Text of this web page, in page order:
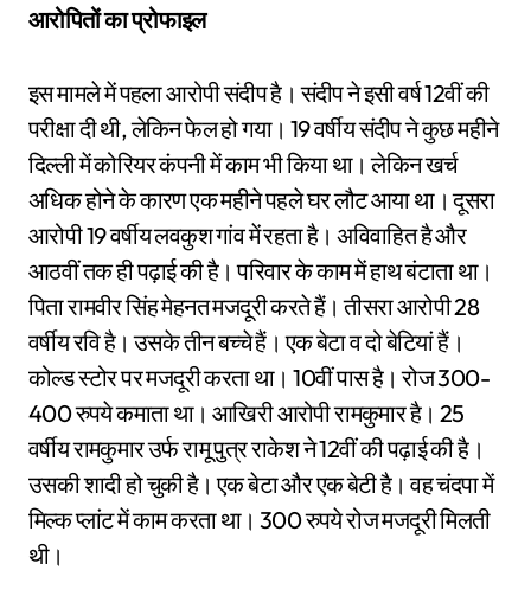
आरोपितों का प्रोफाइल
इस मामले में पहला आरोपी संदीप है। संदीप ने इसी वर्ष 12वीं की
परीक्षा दी थी, लेकिन फेल हो गया। 19 वर्षीय संदीप ने कुछ महीने
दिल्ली में कोरियर कंपनी में काम भी किया था। लेकिन खर्च
अधिक होने के कारण एक महीने पहले घर लौट आया था। दूसरा
आरोपी 19 वर्षीय लवकुश गांव में रहता है। अविवाहित है और
आठवीं तक ही पढ़ाई की है। परिवार के काम में हाथ बंटाता था।
पिता रामवीर सिंह मेहनत मजदूरी करते हैं। तीसरा आरोपी 28
वर्षीय रवि है। उसके तीन बच्चे हैं। एक बेटा व दो बेटियां हैं।
कोल्ड स्टोर पर मजदूरी करता था। 10वीं पास है। रोज 300-
400 रुपये कमाता था। आखिरी आरोपी रामकुमार है। 25
वर्षीय रामकुमार उर्फ रामू पुत्र राकेश ने 12वीं की पढ़ाई की है।
उसकी शादी हो चुकी है। एक बेटा और एक बेटी है। वह चंदपा में
मिल्क प्लांट में काम करता था। 300 रुपये रोज मजदूरी मिलती
थी।